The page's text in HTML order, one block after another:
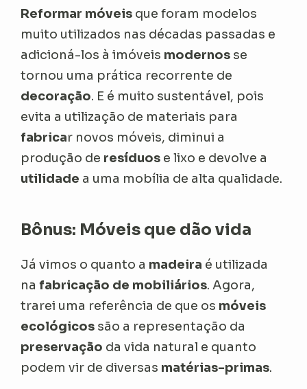
Reformar móveis que foram modelos
muito utilizados nas décadas passadas e
adicioná-los à imóveis modernos se
tornou uma prática recorrente de
decoração. E é muito sustentável, pois
evita a utilização de materiais para
fabricar novos móveis, diminui a
produção de resíduos e lixo e devolve a
utilidade a uma mobília de alta qualidade.
Bônus: Móveis que dão vida
Já vimos o quanto a madeira é utilizada
nafabricação de mobiliários. Agora,
trarei uma referência de que os móveis
ecológicos são a representação da
preservação da vida natural e quanto
podem vir de diversas matérias-primas.